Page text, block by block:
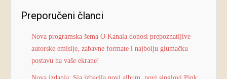
Preporučeni članci
Nova programska šema O Kanala donosi prepoznatljive
autorske emisije, zabavne formate i najbolju glumačku
postavu na vaše ekrane!